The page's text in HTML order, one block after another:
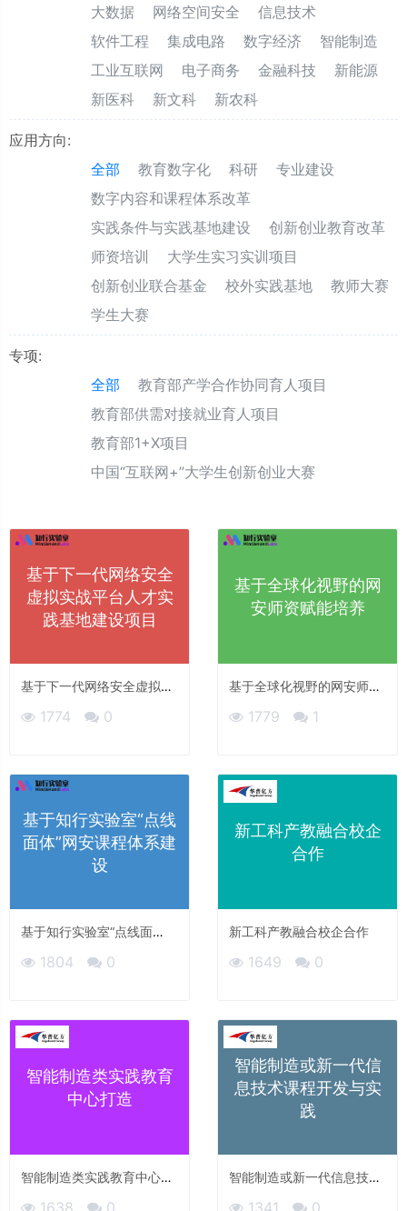
大数据
网络空间安全
信息技术
软件工程
集成电路 数字经济
智能制造
工业互联网
电子商务 金融科技
新能源
新医科
新文科 新农科
应用方向:
全部
教育数字化 科研
专业建设
数字内容和课程体系改革
实践条件与实践基地建设
创新创业教育改革
师资培训
大学生实习实训项目
创新创业联合基金
校外实践基地
教师大赛
学生大赛
专项:
全部
教育部产学合作协同育人项目
教育部供需对接就业育人项目
教育部1+X项目
中国“互联网+”大学生创新创业大赛
基于下一代网络安全
虚拟实战平台人才实
践基地建设项目
基于下一代网络安全虚拟实
战平台人才实践基地建设项
1774 0
基于全球化视野的网
安师资赋能培养
基于全球化视野的网安师资
赋能培养
1779 1
基于知行实验室“点线
面体”网安课程体系建
设
基于知行实验室“点线面
体”网安课程体系建设
1804 0
新工科产教融合校企
合作
新工科产教融合校企合作
1649 0
智能制造类实践教育
中心打造
智能制造类实践教育中心打
1638 0
智能制造或新一代信
息技术课程开发与实
践
智能制造或新一代信息技术
课程开发与实践
1341 0